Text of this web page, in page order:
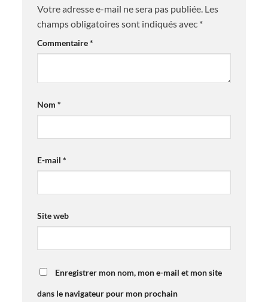
Votre adresse e-mail ne sera pas publiée. Les
champs obligatoires sont indiqués avec *
Commentaire*
Nom*
E-mail*
Site web
Enregistrer mon nom, mon e-mail et mon site
dans le navigateur pour mon prochain